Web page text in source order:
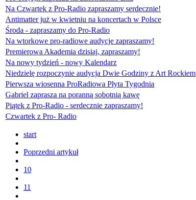
Na Czwartek z Pro-Radio zapraszamy serdecznie!
Antimatter już w kwietniu na koncertach w Polsce
Środa - zapraszamy do Pro-Radio
Na wtorkowe pro-radiowe audycje zapraszamy!
Premierowa Akademia dzisiaj, zapraszamy!
Na nowy tydzień - nowy Kalendarz
Niedzielę rozpoczynie audycja Dwie Godziny z Art Rockiem
Pierwsza wiosenna ProRadiowa Płyta Tygodnia
Gabriel zaprasza na poranną sobotnią kawę
Piątek z Pro-Radio - serdecznie zapraszamy!
Czwartek z Pro- Radio
start
Poprzedni artykuł
10
11